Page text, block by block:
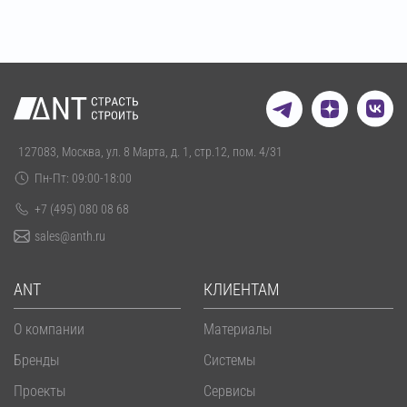
ANT
О компании
Бренды
Проекты
КЛИЕНТАМ
Материалы
Системы
Сервисы
127083, Москва, ул. 8 Марта, д. 1, стр.12, пом. 4/31
Пн-Пт: 09:00-18:00
+7 (495) 080 08 68
sales@anth.ru